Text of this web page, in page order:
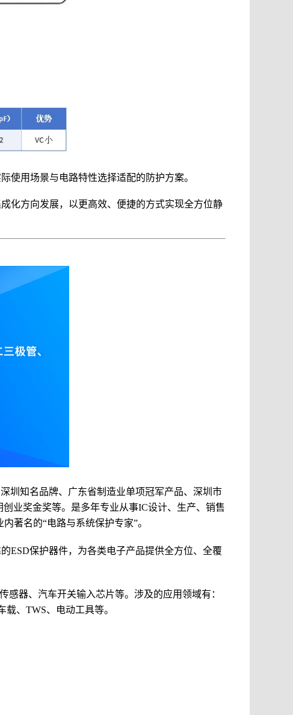
使用场景与电路特性选择适配的防护方案。
化方向发展，以更高效、便捷的方式实现全方位静
圳知名品牌、广东省制造业单项冠军产品、深圳市
业奖金奖等。是多年专业从事IC设计、生产、销售
著名的“电路与系统保护专家”。
ESD保护器件，为各类电子产品提供全方位、全覆
感器、汽车开关输入芯片等。 涉及的应用领域有：
载、TWS、电动工具等。